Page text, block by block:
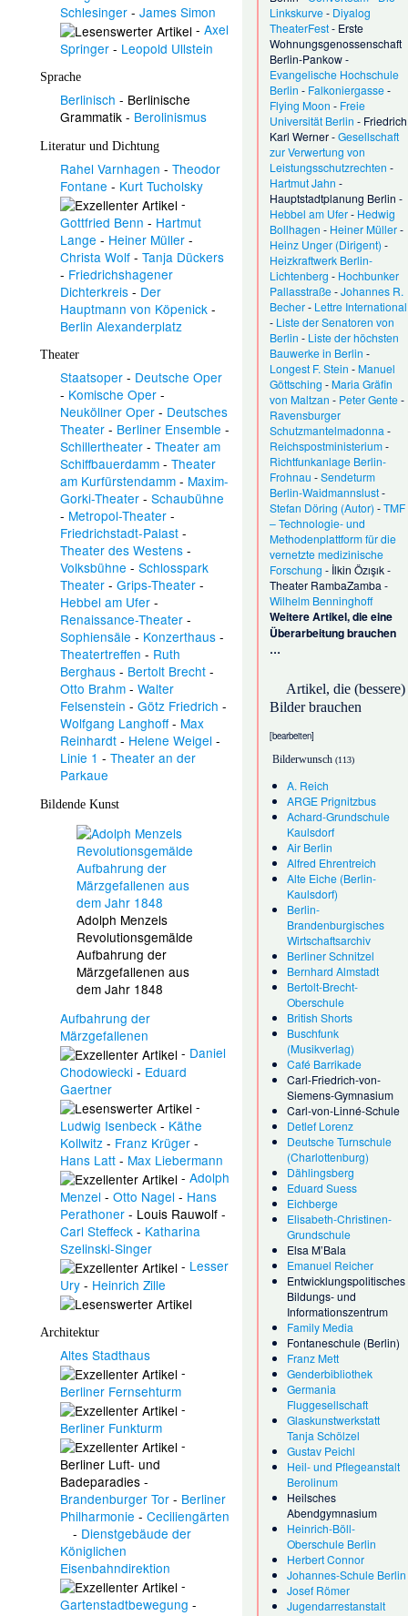
Schlesinger- James Simon
- Axel
Springer- Leopold Ullstein
Sprache
Berlinisch - Berlinische
Grammatik- Berolinismus
Literatur und Dichtung
Rahel Varnhagen - Theodor
Fontane - Kurt Tucholsky
-
Gottfried Benn - Hartmut
Lange - Heiner Müller-
Christa Wolf- Tanja Dückers
- Friedrichshagener
Dichterkreis- Der
Hauptmann von Köpenick-
Berlin Alexanderplatz
Theater
Staatsoper- Deutsche Oper
- Komische Oper-
Neuköllner Oper- Deutsches
Theater- Berliner Ensemble -
Schillertheater- Theater am
Schiffbauerdamm- Theater
am Kurfürstendamm- Maxim-
Gorki-Theater- Schaubühne
- Metropol-Theater-
Friedrichstadt-Palast-
Theater des Westens-
Volksbühne - Schlosspark
Theater- Grips-Theater-
Hebbel am Ufer-
Renaissance-Theater-
Sophiensäle - Konzerthaus-
Theatertreffen - Ruth
Berghaus- Bertolt Brecht-
Otto Brahm- Walter
Felsenstein - Götz Friedrich -
Wolfgang Langhoff- Max
Reinhardt- Helene Weigel -
Linie 1 - Theater an der
Parkaue
Bildende Kunst
Adolph Menzels
Revolutionsgemälde
Aufbahrung der
Märzgefallenen aus
dem Jahr 1848
Aufbahrung der
Märzgefallenen
- Daniel
Chodowiecki- Eduard
Gaertner
-
Ludwig Isenbeck- Käthe
Kollwitz- Franz Krüger-
Hans Latt- Max Liebermann
- Adolph
Menzel - Otto Nagel - Hans
Perathoner- Louis Rauwolf-
Carl Steffeck- Katharina
Szelinski-Singer
- Lesser
Ury- Heinrich Zille
Architektur
Altes Stadthaus
-
Berliner Fernsehturm
-
Berliner Funkturm
-
Berliner Luft- und
Badeparadies-
Brandenburger Tor- Berliner
Philharmonie - Ceciliengärten
- Dienstgebäude der
Königlichen
Eisenbahndirektion
-
Gartenstadtbewegung -
Linkskurve- Diyalog
TheaterFest- Erste
Wohnungsgenossenschaft
Berlin-Pankow-
Evangelische Hochschule
Berlin - Falkoniergasse-
Flying Moon - Freie
Universität Berlin - Friedrich
Karl Werner-Gesellschaft
zur Verwertung von
Leistungsschutzrechten -
Hartmut Jahn -
Hauptstadtplanung Berlin -
Hebbel am Ufer- Hedwig
Bollhagen - Heiner Müller-
Heinz Unger (Dirigent) -
Heizkraftwerk Berlin-
Lichtenberg - Hochbunker
Pallasstraße-Johannes R.
Becher- Lettre International
- Liste der Senatoren von
Berlin - Liste der höchsten
Bauwerke in Berlin -
Longest F. Stein - Manuel
Göttsching - Maria Gräfin
von Maltzan - Peter Gente-
Ravensburger
Schutzmantelmadonna-
Reichspostministerium-
Richtfunkanlage Berlin-
Frohnau -Sendeturm
Berlin-Waidmannslust-
Stefan Döring (Autor) -TMF
– Technologie- und
Methodenplattform für die
vernetzte medizinische
Forschung - İlkin Özışık-
Theater RambaZamba-
Wilhelm Benninghoff
Weitere Artikel, die eine
Überarbeitung brauchen
…
Artikel, die (bessere)
Bilder brauchen
[bearbeiten]
Bilderwunsch(113)
A. Reich
ARGE Prignitzbus
Achard-Grundschule
Kaulsdorf
Air Berlin
Alfred Ehrentreich
Alte Eiche (Berlin-
Kaulsdorf)
Berlin-
Brandenburgisches
Wirtschaftsarchiv
Berliner Schnitzel
Bernhard Almstadt
Bertolt-Brecht-
Oberschule
British Shorts
Buschfunk
(Musikverlag)
Café Barrikade
Carl-Friedrich-von-
Siemens-Gymnasium
Carl-von-Linné-Schule
Detlef Lorenz
Deutsche Turnschule
(Charlottenburg)
Dählingsberg
Eduard Suess
Eichberge
Elisabeth-Christinen-
Grundschule
Elsa M’Bala
Emanuel Reicher
Entwicklungspolitisches
Bildungs- und
Informationszentrum
Family Media
Fontaneschule (Berlin)
Franz Mett
Genderbibliothek
Germania
Fluggesellschaft
Glaskunstwerkstatt
Tanja Schölzel
Gustav Peichl
Heil- und Pflegeanstalt
Berolinum
Heilsches
Abendgymnasium
Heinrich-Böll-
Oberschule Berlin
Herbert Connor
Johannes-Schule Berlin
Josef Römer
Jugendarrestanstalt